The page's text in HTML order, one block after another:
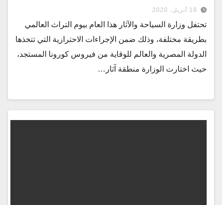
18 أبريل، 2020
تحتفل وزارة السياحة والآثار هذا العام بيوم التراث العالمي
بطريقة مختلفة، وذلك ضمن الإجراءات الاحترازية التي تتخذها
الدولة المصرية والعالم للوقاية من فيروس كورونا المستجد،
حيث اختارت الوزارة منطقة آثار…